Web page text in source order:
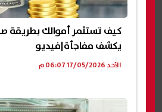
كيف تستثمر أموالك بطريقة
يكشف مفاجأة|فيديو
الأحد 17/05/2026 06:07 م